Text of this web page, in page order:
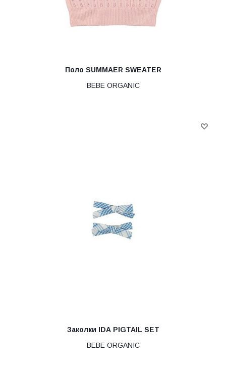
Поло SUMMAER SWEATER
BEBE ORGANIC
Заколки IDA PIGTAIL SET
BEBE ORGANIC